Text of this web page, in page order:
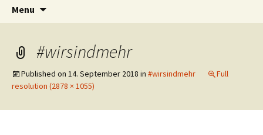
Menu
#wirsindmehr
Published on 14. September 2018 in #wirsindmehr
Full
resolution (2878 × 1055)